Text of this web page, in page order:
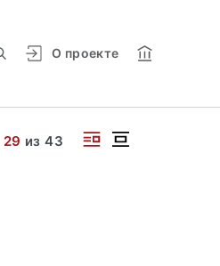
О проекте
29 из43